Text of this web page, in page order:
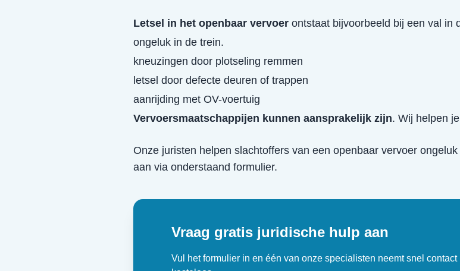
Letsel in het openbaar vervoer ontstaat bijvoorbeeld bij een val in
ongeluk in de trein.
kneuzingen door plotseling remmen
letsel door defecte deuren of trappen
aanrijding met OV-voertuig
Vervoersmaatschappijen kunnen aansprakelijk zijn. Wij helpen
Onze juristen helpen slachtoffers van een openbaar vervoer ongeluk
aan via onderstaand formulier.
Vraag gratis juridische hulp aan
Vul het formulier in en één van onze specialisten neemt snel